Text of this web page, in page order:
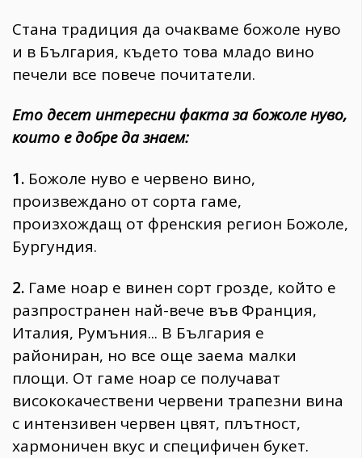
Gentlemen
382
Wellness
ПОСЛЕДВАЙТЕ
НИ
Стана традиция да очакваме божоле нуво
и в България, където това младо вино
печели все повече почитатели.
Ето десет интересни факта за божоле нуво,
които е добре да знаем:
1. Божоле нуво е червено вино,
произвеждано от сорта гаме,
произхождащ от френския регион Божоле,
Бургундия.
2. Гаме ноар е винен сорт грозде, който е
разпространен най-вече във Франция,
Италия, Румъния... В България е
райониран, но все още заема малки
площи. От гаме ноар се получават
висококачествени червени трапезни вина
с интензивен червен цвят, плътност,
хармоничен вкус и специфичен букет.